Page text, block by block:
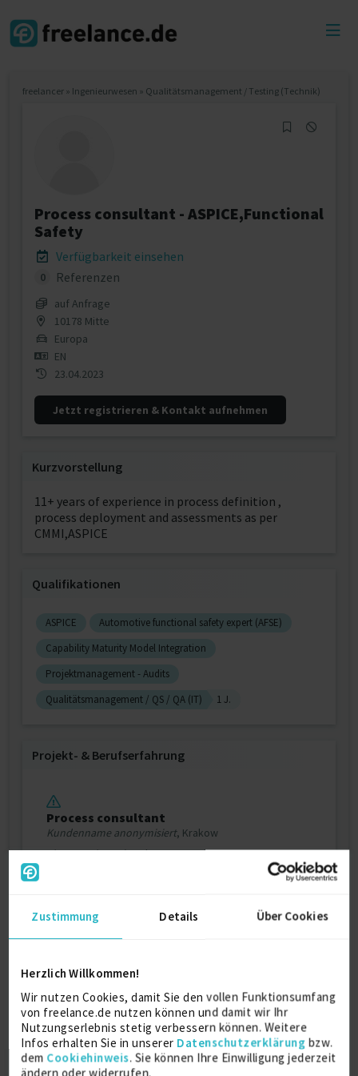
Zustimmung Details Über Cookies
Herzlich Willkommen!
Wir nutzen Cookies, damit Sie den vollen Funktionsumfang
von freelance.de nutzen können und damit wir Ihr
Nutzungserlebnis stetig verbessern können. Weitere
Infos erhalten Sie in unserer Datenschutzerklärung bzw.
dem Cookiehinweis. Sie können Ihre Einwilligung jederzeit
ändern oder widerrufen.
freelancer » Ingenieurwesen » Qualitätsmanagement / Testing (Technik)
Process consultant - ASPICE,Functional
Safety
Verfügbarkeit einsehen
0 Referenzen
auf Anfrage
10178 Mitte
Europa
EN
23.04.2023
Jetzt registrieren & Kontakt aufnehmen
Kurzvorstellung
11+ years of experience in process definition ,
process deployment and assessments as per
CMMI,ASPICE
Qualifikationen
ASPICE
Automotive functional safety expert (AFSE)
Capability Maturity Model Integration
Projektmanagement - Audits
Qualitätsmanagement / QS / QA (IT)
1 J.
Projekt‐ & Berufserfahrung
Process consultant
Kundenname anonymisiert, Krakow
1/2020 – 7/2021 (1 Jahr, 7 Monate)
Persönliche Daten
Sprache
Englisch (Muttersprache)
Reisebereitschaft